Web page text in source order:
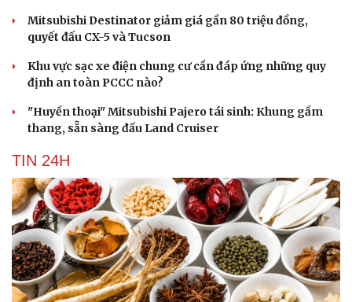
Mitsubishi Destinator giảm giá gần 80 triệu đồng,
quyết đấu CX-5 và Tucson
Khu vực sạc xe điện chung cư cần đáp ứng những quy
định an toàn PCCC nào?
"Huyền thoại" Mitsubishi Pajero tái sinh: Khung gầm
thang, sẵn sàng đấu Land Cruiser
TIN 24H